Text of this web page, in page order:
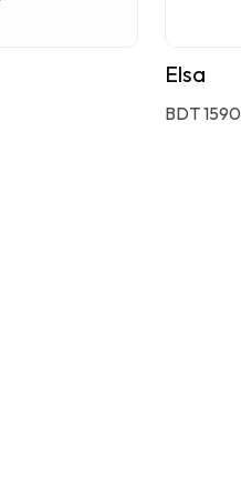
Elsa
BDT 1590